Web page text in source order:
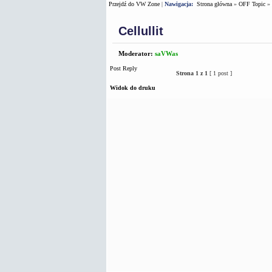
Przejdź do VW Zone| Nawigacja: Strona główna» OFF Topic»
Cellullit
Moderator: saVWas
Post Reply
Strona 1 z 1 [ 1 post ]
Widok do druku